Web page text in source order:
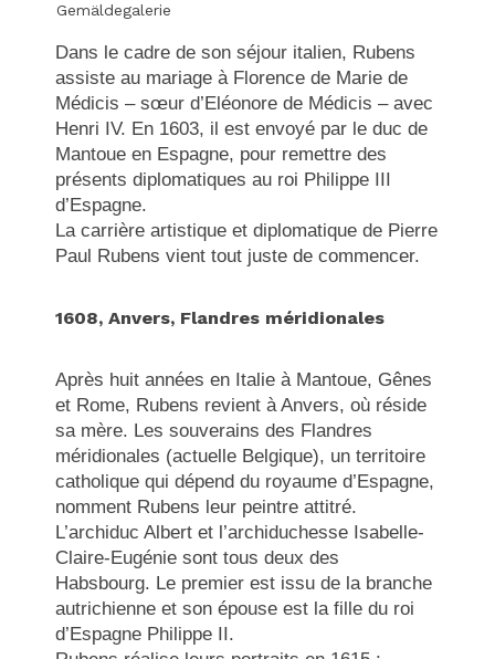
Gemäldegalerie
Dans le cadre de son séjour italien, Rubens
assiste au mariage à Florence de Marie de
Médicis – sœur d’Eléonore de Médicis – avec
Henri IV. En 1603, il est envoyé par le duc de
Mantoue en Espagne, pour remettre des
présents diplomatiques au roi Philippe III
d’Espagne.
La carrière artistique et diplomatique de Pierre
Paul Rubens vient tout juste de commencer.
1608, Anvers, Flandres méridionales
Après huit années en Italie à Mantoue, Gênes
et Rome, Rubens revient à Anvers, où réside
sa mère. Les souverains des Flandres
méridionales (actuelle Belgique), un territoire
catholique qui dépend du royaume d’Espagne,
nomment Rubens leur peintre attitré.
L’archiduc Albert et l’archiduchesse Isabelle-
Claire-Eugénie sont tous deux des
Habsbourg. Le premier est issu de la branche
autrichienne et son épouse est la fille du roi
d’Espagne Philippe II.